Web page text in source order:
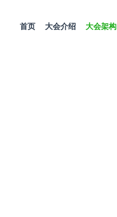
首页 大会介绍 大会架构